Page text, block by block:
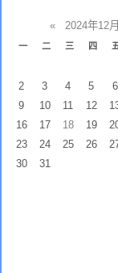
« 2024年12月
一 二 三 四
2
3 4 5 6
9
10 11 12
16
17 18 19
23
24 25 26
30
31